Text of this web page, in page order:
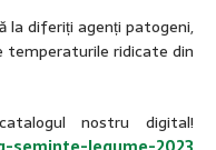
la diferiți agenți patogeni,
temperaturile ridicate din
nostru digital!